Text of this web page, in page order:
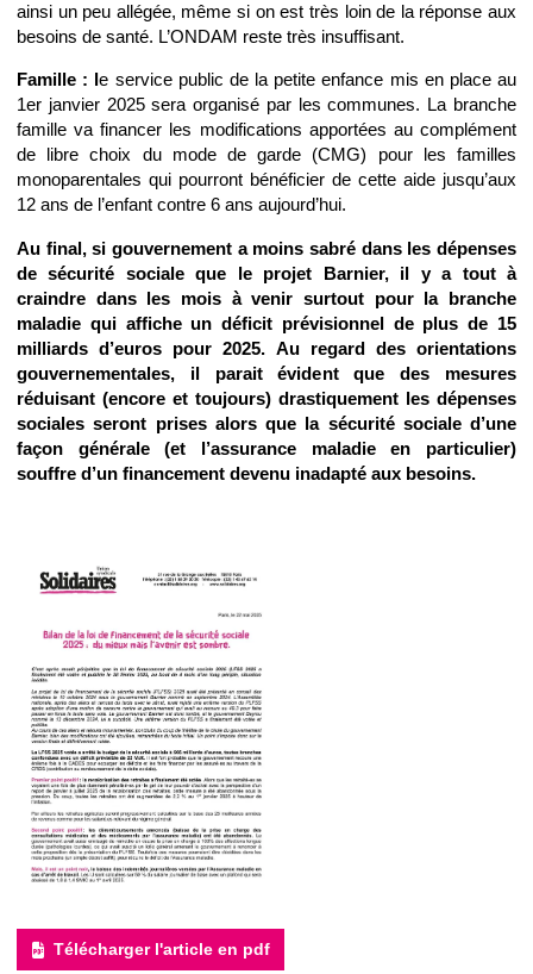
ainsi un peu allégée, même si on est très loin de la réponse aux
besoins de santé. L’ONDAM reste très insuffisant.
Famille : le service public de la petite enfance mis en place au
1er janvier 2025 sera organisé par les communes. La branche
famille va financer les modifications apportées au complément
de libre choix du mode de garde (CMG) pour les familles
monoparentales qui pourront bénéficier de cette aide jusqu’aux
12 ans de l’enfant contre 6 ans aujourd’hui.
Au final, si gouvernement a moins sabré dans les dépenses
de sécurité sociale que le projet Barnier, il y a tout à
craindre dans les mois à venir surtout pour la branche
maladie qui affiche un déficit prévisionnel de plus de 15
milliards d’euros pour 2025. Au regard des orientations
gouvernementales, il parait évident que des mesures
réduisant (encore et toujours) drastiquement les dépenses
sociales seront prises alors que la sécurité sociale d’une
façon générale (et l’assurance maladie en particulier)
souffre d’un financement devenu inadapté aux besoins.
Télécharger l'article en pdf